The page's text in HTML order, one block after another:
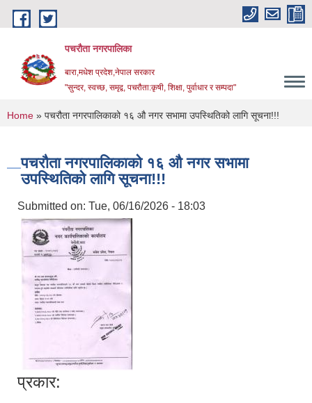
Skip to main content
पचरौता नगरपालिका
बारा,मधेश प्रदेश,नेपाल सरकार
"सुन्दर, स्वच्छ, समृद्व, पचरौता:कृषी, शिक्षा, पुर्वाधार र सम्पदा"
You are here
Home » पचरौता नगरपालिकाको १६ ‍औ नगर सभामा उपस्थितिको लागि सूचना!!!
पचरौता नगरपालिकाको १६ ‍औ नगर सभामा
उपस्थितिको लागि सूचना!!!
Submitted on: Tue, 06/16/2026 - 18:03
प्रकार: